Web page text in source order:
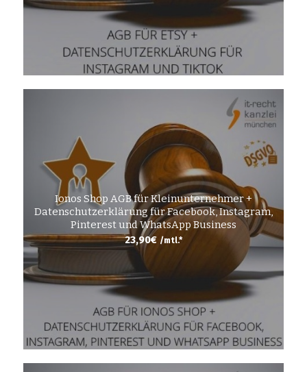
Ionos Shop AGB für Kleinunternehmer +
Datenschutzerklärung für Facebook, Instagram,
Pinterest und WhatsApp Business
23,90€ /mtl.*